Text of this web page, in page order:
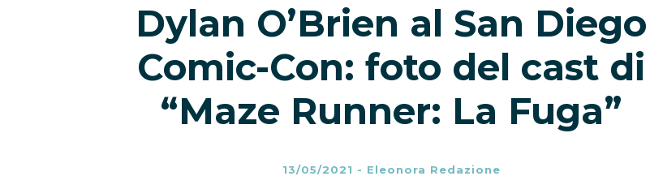
Dylan O’Brien al San Diego
Comic-Con: foto del cast di
“Maze Runner: La Fuga”
13/05/2021 - Eleonora Redazione